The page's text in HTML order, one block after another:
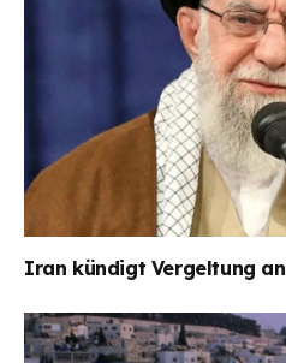
Iran kündigt Vergeltung an